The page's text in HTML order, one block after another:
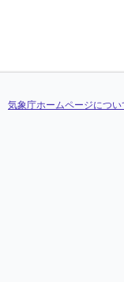
気象庁ホームページについ